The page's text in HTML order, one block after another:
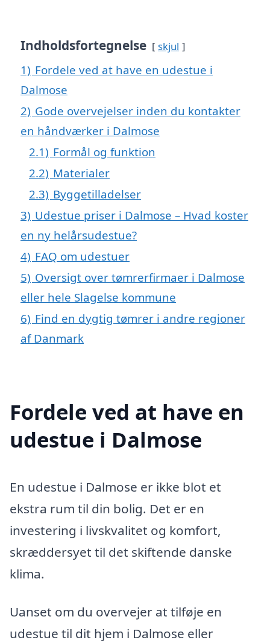
Indholdsfortegnelse skjul
1) Fordele ved at have en udestue i
Dalmose
2) Gode overvejelser inden du kontakter
en håndværker i Dalmose
2.1) Formål og funktion
2.2) Materialer
2.3) Byggetilladelser
3) Udestue priser i Dalmose – Hvad koster
en ny helårsudestue?
4) FAQ om udestuer
5) Oversigt over tømrerfirmaer i Dalmose
eller hele Slagelse kommune
6) Find en dygtig tømrer i andre regioner
af Danmark
Fordele ved at have en
udestue i Dalmose
En udestue i Dalmose er ikke blot et
ekstra rum til din bolig. Det er en
investering i livskvalitet og komfort,
skræddersyet til det skiftende danske
klima.
Uanset om du overvejer at tilføje en
udestue til dit hjem i Dalmose eller